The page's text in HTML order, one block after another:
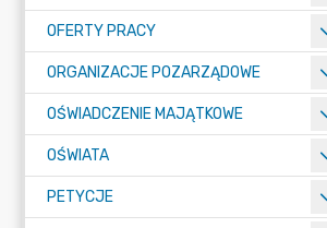
OFERTY PRACY
ORGANIZACJE POZARZĄDOWE
OŚWIADCZENIE MAJĄTKOWE
OŚWIATA
PETYCJE